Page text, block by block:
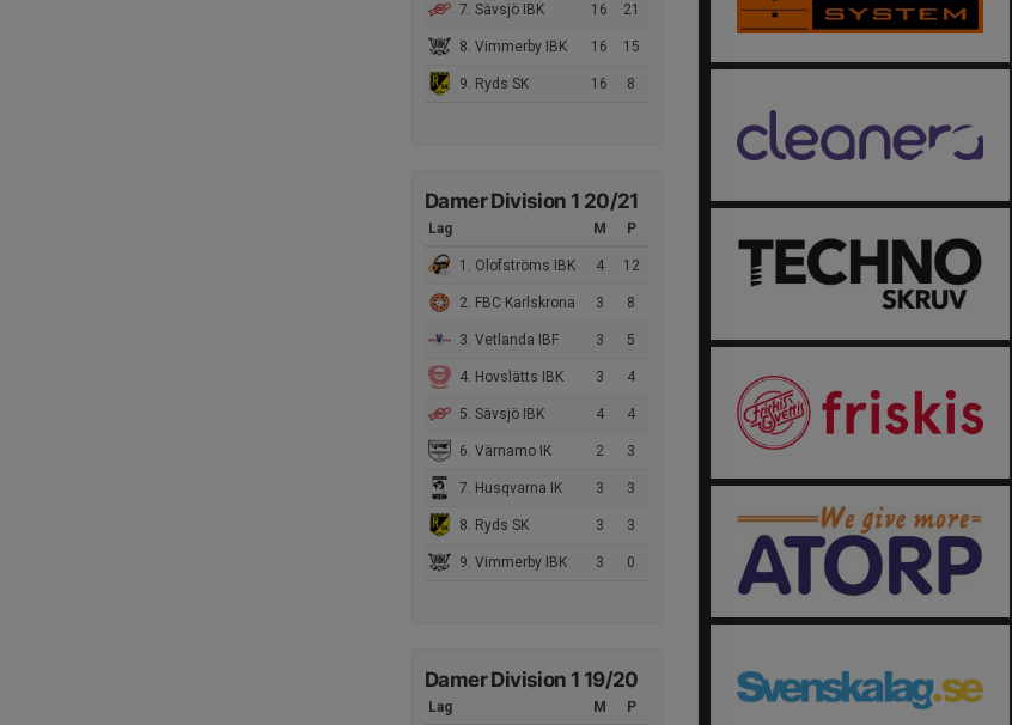
7. Sävsjö IBK 16 21
8. Vimmerby IBK 16 15
9. Ryds SK 16 8
Damer Division 1 20/21
Lag M P
1. Olofströms IBK 4 12
2. FBC Karlskrona 3 8
3. Vetlanda IBF 3 5
4. Hovslätts IBK 3 4
5. Sävsjö IBK 4 4
6. Värnamo IK 2 3
7. Husqvarna IK 3 3
8. Ryds SK 3 3
9. Vimmerby IBK 3 0
Damer Division 1 19/20
Lag M P